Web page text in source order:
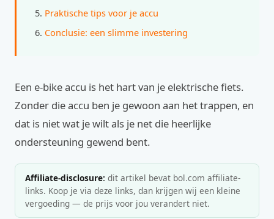
Praktische tips voor je accu
Conclusie: een slimme investering
Een e-bike accu is het hart van je elektrische fiets.
Zonder die accu ben je gewoon aan het trappen, en
dat is niet wat je wilt als je net die heerlijke
ondersteuning gewend bent.
Affiliate-disclosure: dit artikel bevat bol.com affiliate-
links. Koop je via deze links, dan krijgen wij een kleine
vergoeding — de prijs voor jou verandert niet.